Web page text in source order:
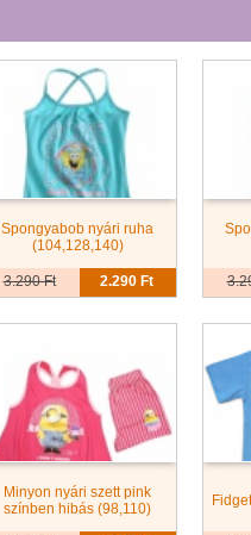
Spongyabob nyári ruha
(104,128,140)
2.290 Ft
3.290 Ft
Minyon nyári szett pink
színben hibás (98,110)